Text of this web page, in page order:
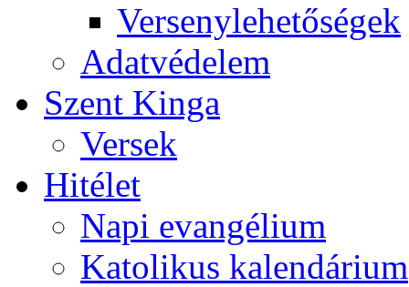
Versenylehetőségek
Adatvédelem
Szent Kinga
Versek
Hitélet
Napi evangélium
Katolikus kalendárium